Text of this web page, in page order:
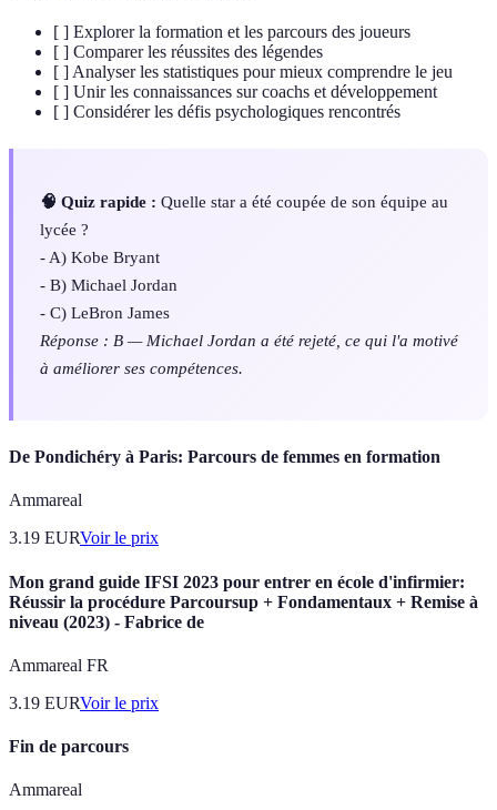
[ ] Explorer la formation et les parcours des joueurs
[ ] Comparer les réussites des légendes
[ ] Analyser les statistiques pour mieux comprendre le jeu
[ ] Unir les connaissances sur coachs et développement
[ ] Considérer les défis psychologiques rencontrés
🧠 Quiz rapide : Quelle star a été coupée de son équipe au
lycée ?
- A) Kobe Bryant
- B) Michael Jordan
- C) LeBron James
Réponse : B — Michael Jordan a été rejeté, ce qui l'a motivé
à améliorer ses compétences.
De Pondichéry à Paris: Parcours de femmes en formation
Ammareal
3.19 EURVoir le prix
Mon grand guide IFSI 2023 pour entrer en école d'infirmier:
Réussir la procédure Parcoursup + Fondamentaux + Remise à
niveau (2023) - Fabrice de
Ammareal FR
3.19 EURVoir le prix
Fin de parcours
Ammareal